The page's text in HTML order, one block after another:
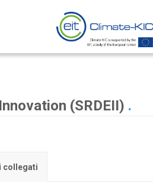
(SRDEII) .
collegati